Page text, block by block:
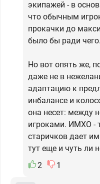
экипажей - в
что обычным
прокачки до
было бы ради чего.
Но вот опять же,
даже не в
адаптацию к
инбалансе и
она несет: между
игроками. ИМХО -
старичков дает
тут еще и чуть ли
2
1